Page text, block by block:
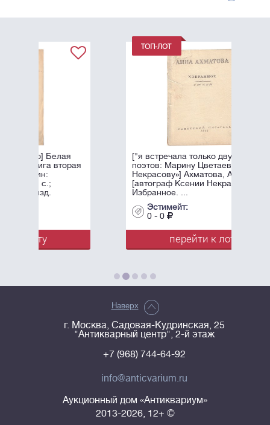
["я встречала только двух женщин-
поэтов: Марину Цветаеву и Ксению
Некрасову»] Ахматова, А.А.
[автограф Ксении Некрасовой]
перейти к лоту
Наверх
г. Москва, Садовая-Кудринская, 25
"Антикварный центр", 2-й этаж
+7 (968) 744-64-92
info@anticvarium.ru
Аукционный дом «Антиквариум»
2013-2026, 12+ ©